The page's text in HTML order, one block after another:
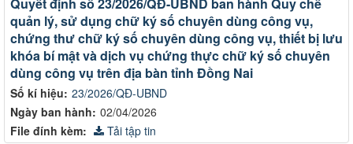
Số kí hiệu: 23/2026/QĐ-UBND
Ngày ban hành: 02/04/2026
quản lý, sử dụng chữ ký số chuyên dùng công vụ,
chứng thư chữ ký số chuyên dùng công vụ, thiết bị lưu
khóa bí mật và dịch vụ chứng thực chữ ký số chuyên
dùng công vụ trên địa bàn tỉnh Đồng Nai
File đính kèm: Tải tập tin